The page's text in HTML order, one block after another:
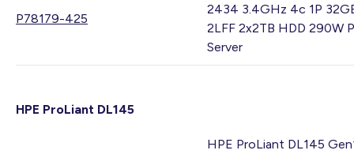
P78179-425
2434 3.4GHz 4c 1P
2LFF 2x2TB HDD 290W
Server
HPE ProLiant DL145
HPE ProLiant DL145